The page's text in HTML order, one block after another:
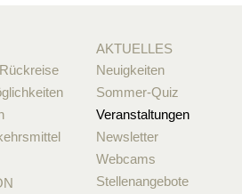
AKTUELLES
Neuigkeiten
Sommer-Quiz
Veranstaltungen
Newsletter
Webcams
Stellenangebote